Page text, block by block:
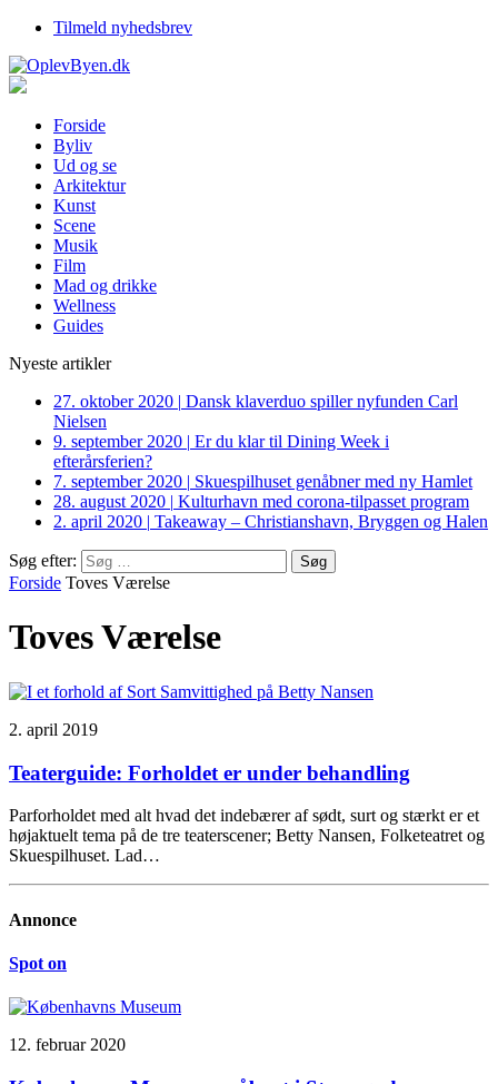
Tilmeld nyhedsbrev
Forside
Byliv
Ud og se
Arkitektur
Kunst
Scene
Musik
Film
Mad og drikke
Wellness
Guides
Nyeste artikler
27. oktober 2020 | Dansk klaverduo spiller nyfunden Carl
Nielsen
9. september 2020 | Er du klar til Dining Week i
efterårsferien?
7. september 2020 | Skuespilhuset genåbner med ny Hamlet
28. august 2020 | Kulturhavn med corona-tilpasset program
2. april 2020 | Takeaway – Christianshavn, Bryggen og Halen
Søg efter:
Forside Toves Værelse
Toves Værelse
2. april 2019
Teaterguide: Forholdet er under behandling
Parforholdet med alt hvad det indebærer af sødt, surt og stærkt er et
højaktuelt tema på de tre teaterscener; Betty Nansen, Folketeatret og
Skuespilhuset. Lad…
Annonce
Spot on
12. februar 2020